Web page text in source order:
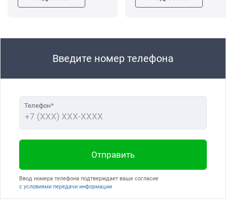
Введите номер телефона
Телефон*
Ввод номера телефона подтверждает ваше согласие
с условиями передачи информации
Отправить